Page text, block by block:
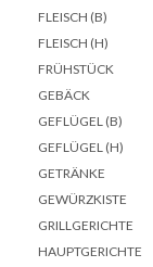
FLEISCH (B)
FLEISCH (H)
FRÜHSTÜCK
GEBÄCK
GEFLÜGEL (B)
GEFLÜGEL (H)
GETRÄNKE
GEWÜRZKISTE
GRILLGERICHTE
HAUPTGERICHTE